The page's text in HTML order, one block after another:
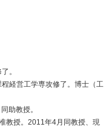
。
経営工学専攻修了。博士（工
助教授。
教授。2011年4月同教授、現